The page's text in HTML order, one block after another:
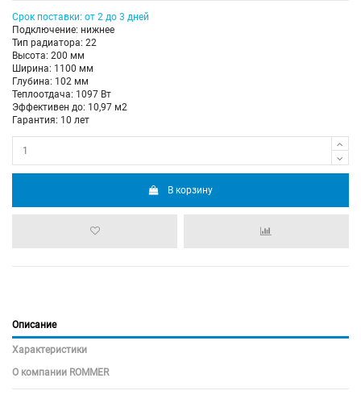
Срок поставки: от 2 до 3 дней
Подключение: нижнее
Тип радиатора: 22
Высота: 200 мм
Ширина: 1100 мм
Глубина: 102 мм
Теплоотдача: 1097 Вт
Эффективен до: 10,97 м2
Гарантия: 10 лет
В корзину
Описание
Характеристики
О компании ROMMER